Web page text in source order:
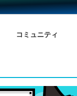
コミュニティ